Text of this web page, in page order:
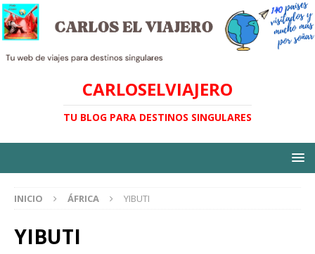
CARLOSELVIAJERO
TU BLOG PARA DESTINOS SINGULARES
INICIO ÁFRICA YIBUTI
YIBUTI